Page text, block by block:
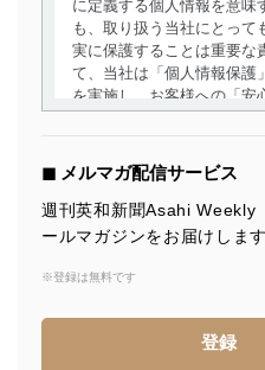
に定義する個人情報を意味
も、取り扱う当社にとって
実に保護することは重要な
て、当社は「個人情報保護
を実施し、お客様への「安
個人情報の取得・利用・提
当社は、個人情報の取得・
用目的を明確にし、本人の
達成に必要な範囲内で適法
得・利用・提供を行います
供・開示は行いません。当
みを確実にするため、従業
◼︎ メルマガ配信サービス
週刊英和新聞Asahi Weekly
ールマガジンをお届けします
※登録は無料です
登録